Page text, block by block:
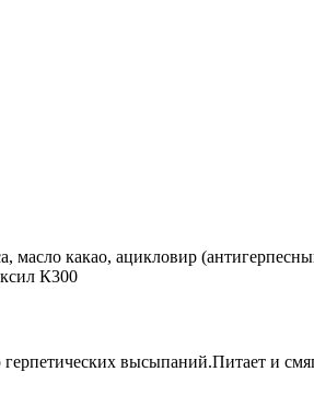
какао, ацикловир
К300
высыпаний.Питает и